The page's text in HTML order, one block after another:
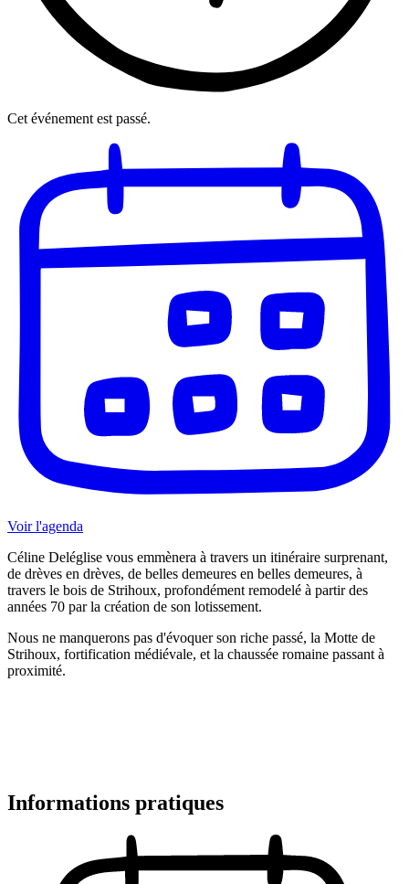
Cet événement est passé.
Voir l'agenda
Céline Deléglise vous emmènera à travers un itinéraire surprenant,
de drèves en drèves, de belles demeures en belles demeures, à
travers le bois de Strihoux, profondément remodelé à partir des
années 70 par la création de son lotissement.
Nous ne manquerons pas d'évoquer son riche passé, la Motte de
Strihoux, fortification médiévale, et la chaussée romaine passant à
proximité.
Informations pratiques